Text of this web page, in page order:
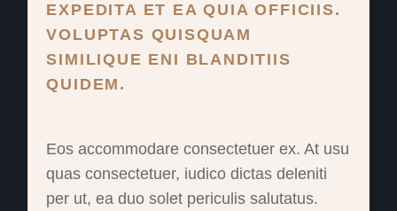
EXPEDITA ET EA QUIA OFFICIIS.
VOLUPTAS QUISQUAM
SIMILIQUE ENI BLANDITIIS
QUIDEM.
Eos accommodare consectetuer ex. At usu
quas consectetuer, iudico dictas deleniti
per ut, ea duo solet periculis salutatus.